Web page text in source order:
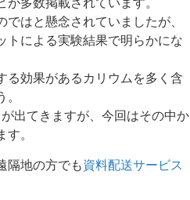
多数掲載されています。
はと懸念されていましたが、
トによる実験結果で明らかにな
効果があるカリウムを多く含
出てきますが、今回はその中か
。
隔地の方でも資料配送サービス